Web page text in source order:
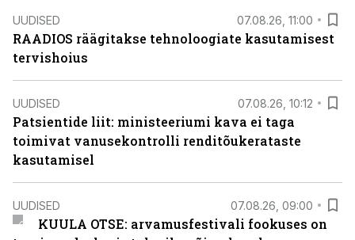
UUDISED 07.08.26, 11:00
RAADIOS räägitakse tehnoloogiate kasutamisest
tervishoius
UUDISED 07.08.26, 10:12
Patsientide liit: ministeeriumi kava ei taga
toimivat vanusekontrolli renditõukerataste
kasutamisel
UUDISED 07.08.26, 09:00
KUULA OTSE: arvamusfestivali fookuses on